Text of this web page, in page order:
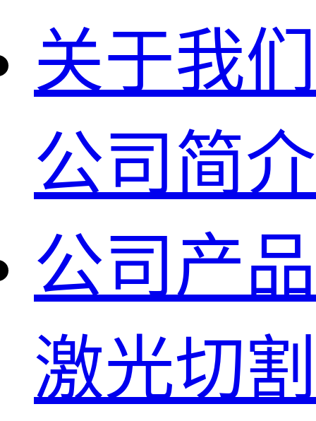
关于我们
公司简介
公司产品
激光切割